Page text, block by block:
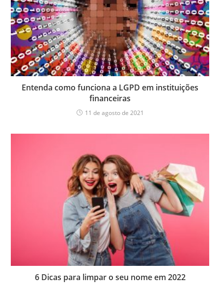
Entenda como funciona a LGPD em instituições
financeiras
11 de agosto de 2021
6 Dicas para limpar o seu nome em 2022